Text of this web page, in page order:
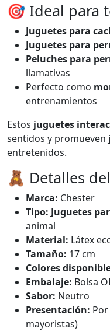
🎯 Ideal para
Juguetes para
Juguetes para
Peluches para
llamativas
Perfecto como
entrenamientos
Estos juguetes
sentidos y promueven
entretenidos.
🧸 Detalles
Marca: Chester
Tipo: Juguetes
animal
Material: Látex
Tamaño: 17 cm
Colores
Embalaje: Bolsa
Sabor: Neutro
Presentación:
mayoristas)